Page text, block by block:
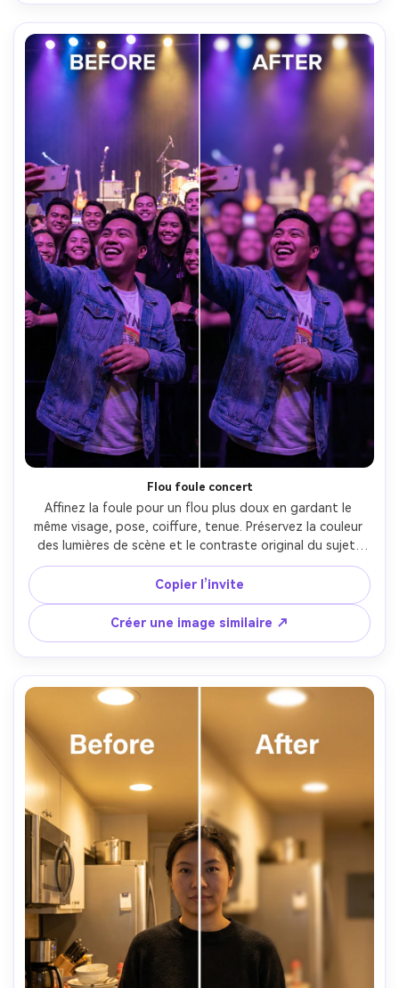
Flou foule concert
Affinez la foule pour un flou plus doux en gardant le
même visage, pose, coiffure, tenue. Préservez la couleur
des lumières de scène et le contraste original du sujet.
Accentuez le flou pour masquer les visages derrière mais
gardez l’ambiance de la scène --ar 4:5
Copier l’invite
Créer une image similaire ↗